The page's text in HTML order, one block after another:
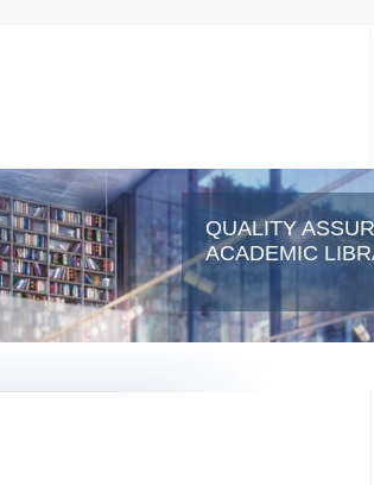
QUALITY
ACADEMIC